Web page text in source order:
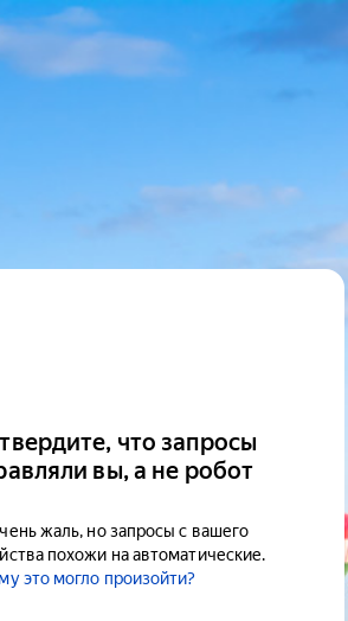
что запросы
вы, а не робот
жаль, но запросы с вашего
похожи на автоматические.
это могло произойти?